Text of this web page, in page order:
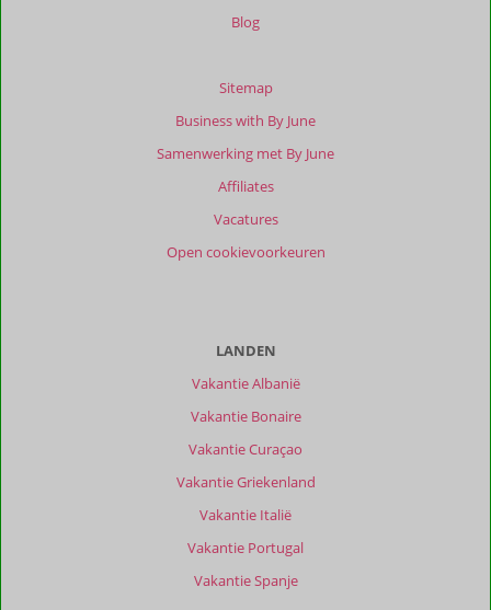
Blog
Sitemap
Business with By June
Samenwerking met By June
Affiliates
Vacatures
Open cookievoorkeuren
LANDEN
Vakantie Albanië
Vakantie Bonaire
Vakantie Curaçao
Vakantie Griekenland
Vakantie Italië
Vakantie Portugal
Vakantie Spanje